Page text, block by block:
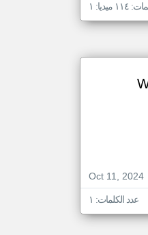
ميديا: ١
Oct 11, 2024
عدد الكلمات: ١